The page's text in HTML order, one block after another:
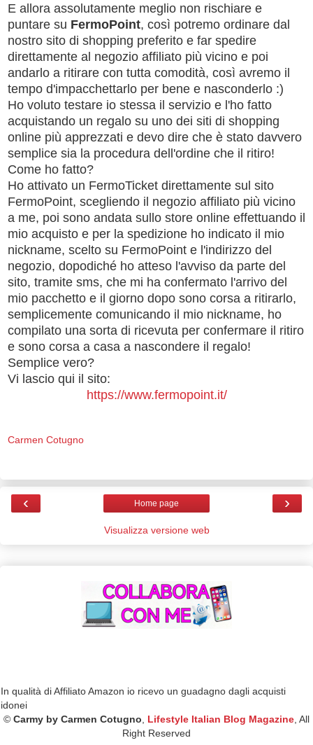
E allora assolutamente meglio non rischiare e
puntare su FermoPoint, così potremo ordinare dal
nostro sito di shopping preferito e far spedire
direttamente al negozio affiliato più vicino e poi
andarlo a ritirare con tutta comodità, così avremo il
tempo d'impacchettarlo per bene e nasconderlo :)
Ho voluto testare io stessa il servizio e l'ho fatto
acquistando un regalo su uno dei siti di shopping
online più apprezzati e devo dire che è stato davvero
semplice sia la procedura dell'ordine che il ritiro!
Come ho fatto?
Ho attivato un FermoTicket direttamente sul sito
FermoPoint, scegliendo il negozio affiliato più vicino
a me, poi sono andata sullo store online effettuando il
mio acquisto e per la spedizione ho indicato il mio
nickname, scelto su FermoPoint e l'indirizzo del
negozio, dopodiché ho atteso l'avviso da parte del
sito, tramite sms, che mi ha confermato l'arrivo del
mio pacchetto e il giorno dopo sono corsa a ritirarlo,
semplicemente comunicando il mio nickname, ho
compilato una sorta di ricevuta per confermare il ritiro
e sono corsa a casa a nascondere il regalo!
Semplice vero?
Vi lascio qui il sito:
https://www.fermopoint.it/
Carmen Cotugno
‹ ›
Home page
Visualizza versione web
In qualità di Affiliato Amazon io ricevo un guadagno dagli acquisti
idonei
© Carmy by Carmen Cotugno, Lifestyle Italian Blog Magazine, All
Right Reserved